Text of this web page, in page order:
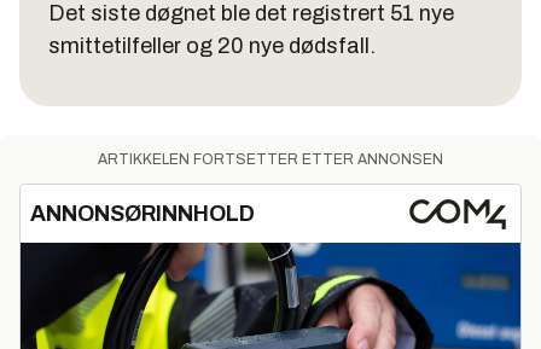
Det siste døgnet ble det registrert 51 nye
smittetilfeller og 20 nye dødsfall.
ARTIKKELEN FORTSETTER ETTER ANNONSEN
ANNONSØRINNHOLD